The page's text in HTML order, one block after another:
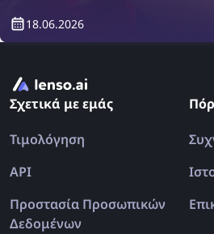
υπάρχει μια λύση: οι μηχανές
αντίστροφη εικόνα!
αντίστροφη εικόνα.
18.06.2026
Σχετικά με εμάς
Τιμολόγηση
API
Προστασία Προσωπικών
Δεδομένων